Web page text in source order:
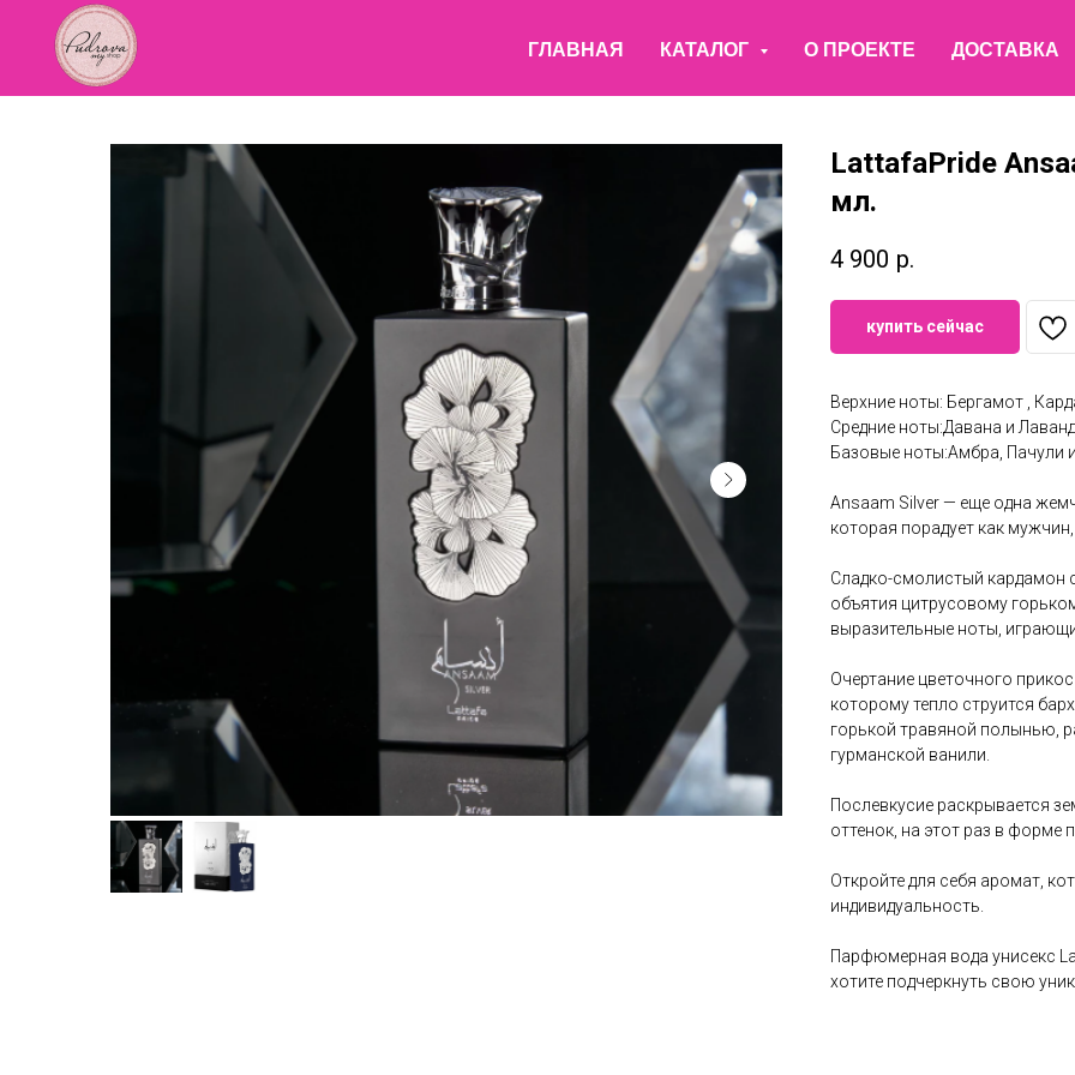
ГЛАВНАЯ КАТАЛОГ О ПРОЕКТЕ ДОСТАВКА
LattafaPride
мл.
4 900 р.
купить сейчас
Верхние ноты: Бергамот ,
Средние ноты:Давана и
Базовые ноты:Амбра, Пачули
Ansaam Silver — еще одна
которая порадует как
Сладко-смолистый
объятия цитрусовому
выразительные ноты,
Очертание цветочного
которому тепло струится
горькой травяной полынью,
гурманской ванили.
Послевкусие раскрывается
оттенок, на этот раз в форме
Откройте для себя аромат,
индивидуальность.
Парфюмерная вода унисекс
хотите подчеркнуть свою